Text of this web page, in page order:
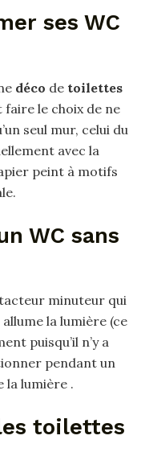
ses WC
déco de toilettes
faire le choix de ne
seul mur, celui du
avec la
peint à motifs
WC sans
minuteur qui
la lumière (ce
puisqu’il n’y a
pendant un
la lumière .
toilettes